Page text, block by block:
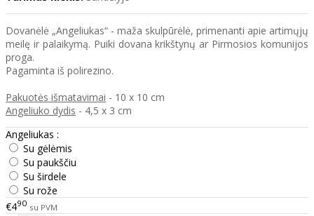
Dovanėlė „Angeliukas“ - maža skulpūrėlė, primenanti apie artimųjų
meilę ir palaikymą. Puiki dovana krikštynų ar Pirmosios komunijos
proga.
Pagaminta iš polirezino.
Pakuotės išmatavimai - 10 x 10 cm
Angeliuko dydis - 4,5 x 3 cm
Angeliukas :
Su gėlėmis
Su paukščiu
Su širdele
Su rože
€490 su PVM